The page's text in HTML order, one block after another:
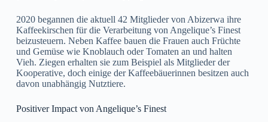
2020 begannen die aktuell 42 Mitglieder von Abizerwa ihre
Kaffeekirschen für die Verarbeitung von Angelique’s Finest
beizusteuern. Neben Kaffee bauen die Frauen auch Früchte
und Gemüse wie Knoblauch oder Tomaten an und halten
Vieh. Ziegen erhalten sie zum Beispiel als Mitglieder der
Kooperative, doch einige der Kaffeebäuerinnen besitzen auch
davon unabhängig Nutztiere.
Positiver Impact von Angelique’s Finest